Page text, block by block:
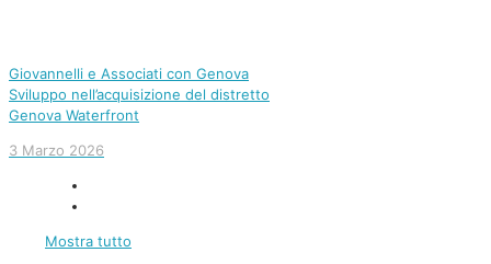
Giovannelli e Associati con Genova
Sviluppo nell’acquisizione del distretto
Genova Waterfront
3 Marzo 2026
Mostra tutto